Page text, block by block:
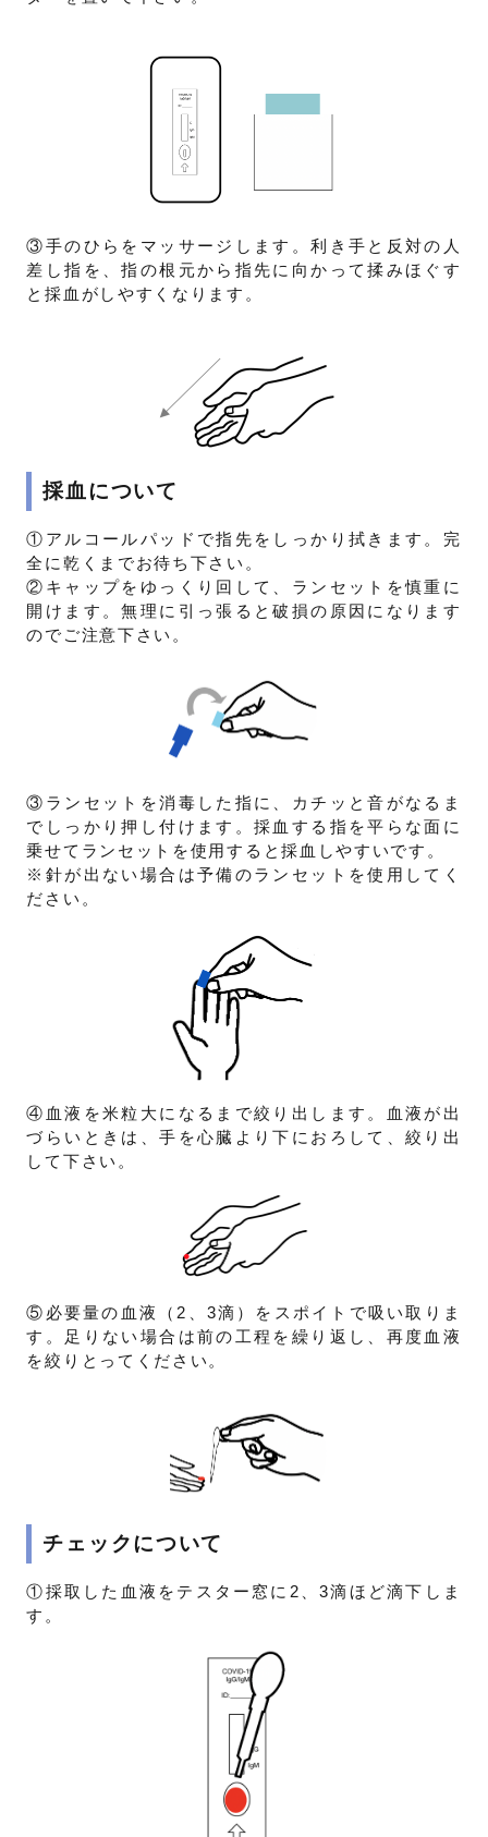
③手のひらをマッサージします。利き手と反対の人
差し指を、指の根元から指先に向かって揉みほぐす
と採血がしやすくなります。
採血について
①アルコールパッドで指先をしっかり拭きます。完
全に乾くまでお待ち下さい。
②キャップをゆっくり回して、ランセットを慎重に
開けます。無理に引っ張ると破損の原因になります
のでご注意下さい。
③ランセットを消毒した指に、カチッと音がなるま
でしっかり押し付けます。採血する指を平らな面に
乗せてランセットを使用すると採血しやすいです。
※針が出ない場合は予備のランセットを使用してく
ださい。
④血液を米粒大になるまで絞り出します。血液が出
づらいときは、手を心臓より下におろして、絞り出
して下さい。
⑤必要量の血液（2、3滴）をスポイトで吸い取りま
す。足りない場合は前の工程を繰り返し、再度血液
を絞りとってください。
チェックについて
①採取した血液をテスター窓に2、3滴ほど滴下しま
す。